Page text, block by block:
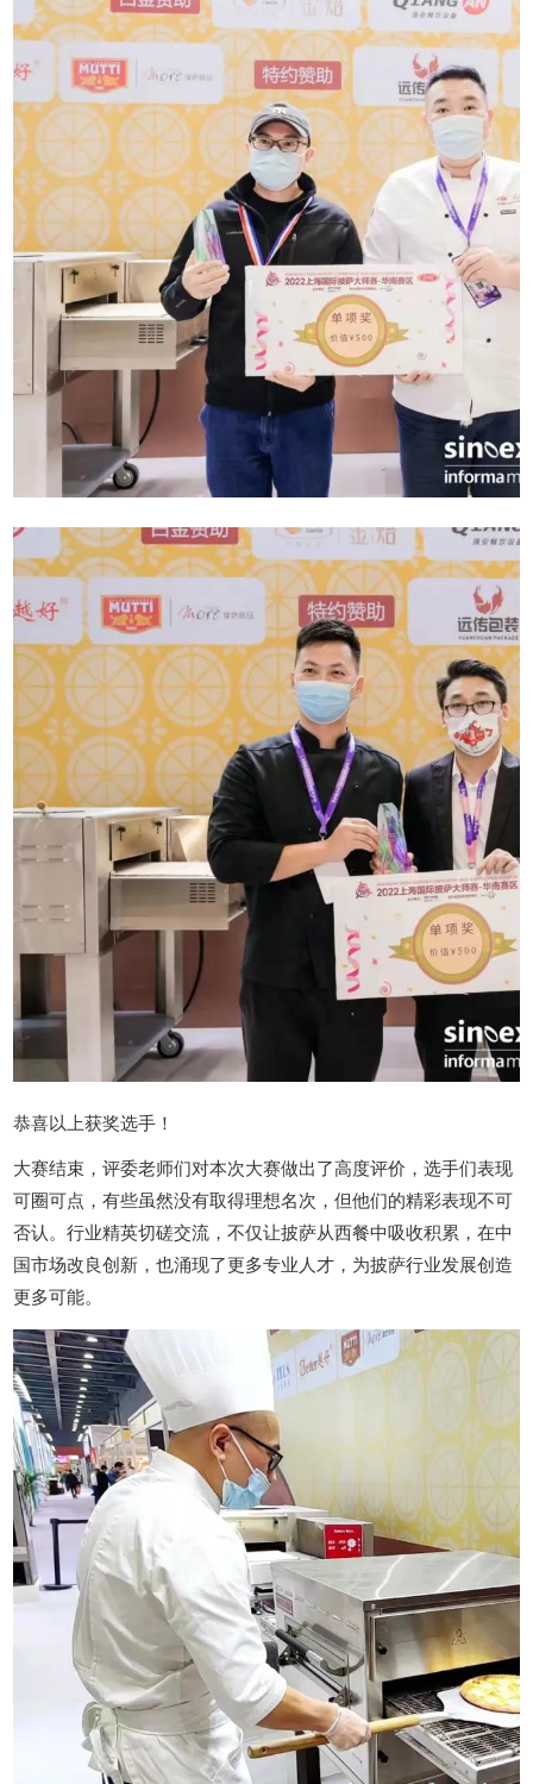
恭喜以上获奖选手！
大赛结束，评委老师们对本次大赛做出了高度评价，选手们表现
可圈可点，有些虽然没有取得理想名次，但他们的精彩表现不可
否认。行业精英切磋交流，不仅让披萨从西餐中吸收积累，在中
国市场改良创新，也涌现了更多专业人才，为披萨行业发展创造
更多可能。